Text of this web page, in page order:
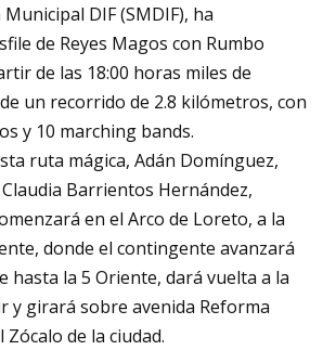
DIF (SMDIF), ha
de Reyes Magos con Rumbo
de las 18:00 horas miles de
un recorrido de 2.8 kilómetros, con
y 10 marching bands.
ruta mágica, Adán Domínguez,
Barrientos Hernández,
en el Arco de Loreto, a la
donde el contingente avanzará
hasta la 5 Oriente, dará vuelta a la
y girará sobre avenida Reforma
de la ciudad.